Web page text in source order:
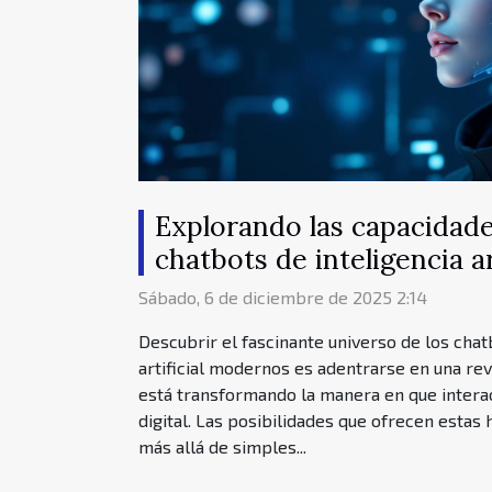
Explorando las
chatbots de inteligencia
modernos
Sábado, 6 de diciembre de 2025 2:14
Descubrir el fascinante universo de los
artificial modernos es adentrarse en una
está transformando la manera en que
digital. Las posibilidades que ofrecen estas
más allá de simples...